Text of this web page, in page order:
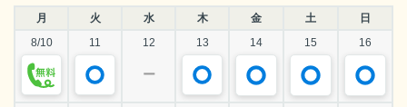
月 火 水 木 金 土
日
8/10
11 12 13 14 15 16
ー